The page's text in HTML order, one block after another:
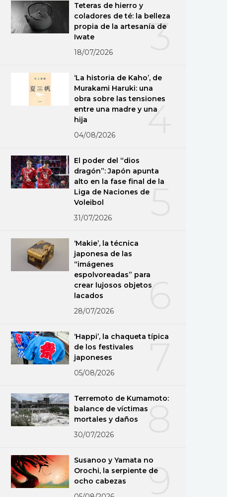
3
Teteras de hierro y
coladores de té: la belleza
propia de la artesanía de
Iwate
18/07/2026
4
‘La historia de Kaho’, de
Murakami Haruki: una
obra sobre las tensiones
entre una madre y una
hija
04/08/2026
El poder del “dios
dragón”: Japón apunta
alto en la fase final de la
Liga de Naciones de
Voleibol
31/07/2026
6
‘Makie’, la técnica
japonesa de las
“imágenes
espolvoreadas” para
crear lujosos objetos
lacados
28/07/2026
7
‘Happi’, la chaqueta típica
de los festivales
japoneses
05/08/2026
8
Terremoto de Kumamoto:
balance de víctimas
mortales y daños
30/07/2026
9
Susanoo y Yamata no
Orochi, la serpiente de
ocho cabezas